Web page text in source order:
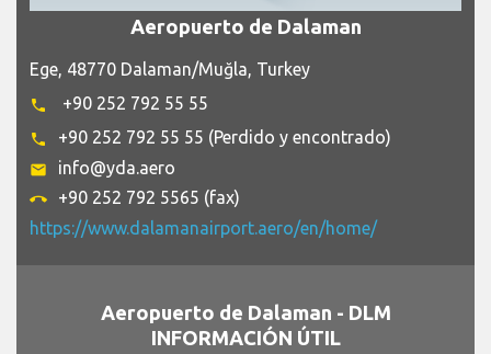
Aeropuerto de Dalaman
Ege, 48770 Dalaman/Muğla, Turkey
phone +90 252 792 55 55
phone +90 252 792 55 55 (Perdido y encontrado)
email info@yda.aero
call_end
+90 252 792 5565 (fax)
https://www.dalamanairport.aero/en/home/
Aeropuerto de Dalaman - DLM
INFORMACIÓN ÚTIL